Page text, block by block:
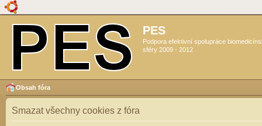
PES
Podpora efektivní spolupráce
sféry 2009 - 2012
Obsah fóra
Smazat všechny cookies z fóra